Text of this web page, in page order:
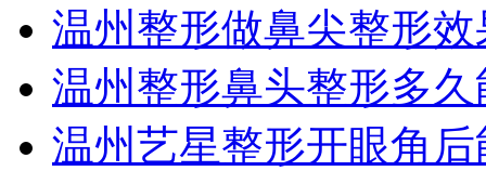
温州整形做鼻尖整形
温州整形鼻头整形多
温州艺星整形开眼角